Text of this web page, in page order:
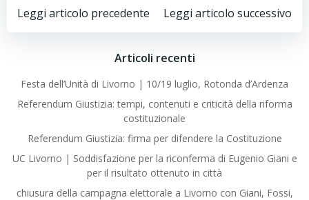
Post
navigation
Leggi articolo precedente
Post
navigation
Leggi articolo successivo
Articoli recenti
Festa dell’Unità di Livorno | 10/19 luglio, Rotonda d’Ardenza
Referendum Giustizia: tempi, contenuti e criticità della riforma
costituzionale
Referendum Giustizia: firma per difendere la Costituzione
UC Livorno | Soddisfazione per la riconferma di Eugenio Giani e
per il risultato ottenuto in città
chiusura della campagna elettorale a Livorno con Giani, Fossi,